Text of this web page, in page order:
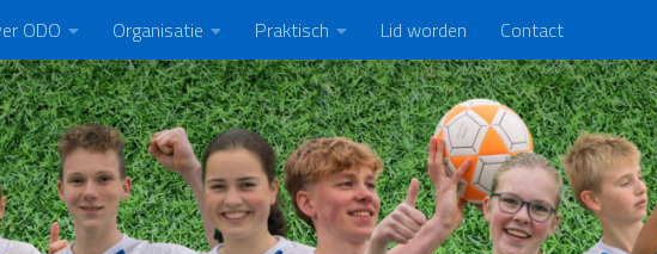
ODO Organisatie Praktisch Lid worden Contact